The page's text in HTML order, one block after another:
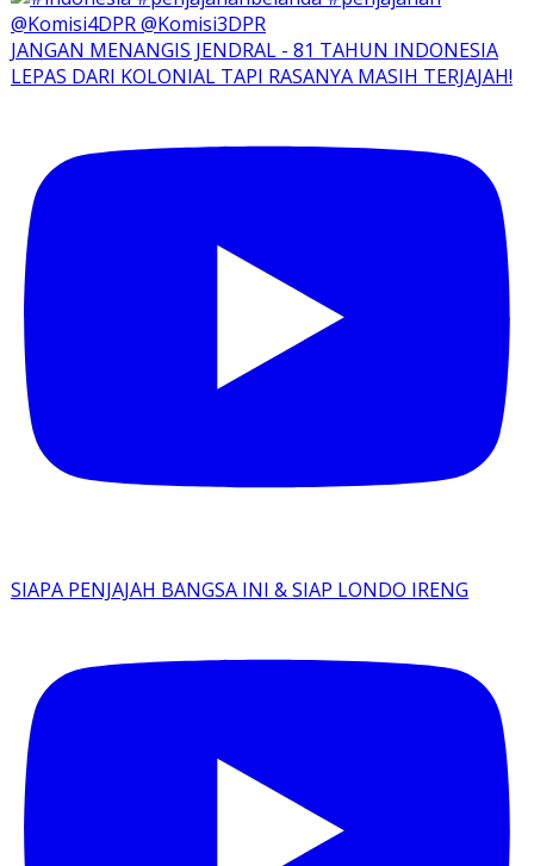
JANGAN MENANGIS JENDRAL - 81 TAHUN INDONESIA
LEPAS DARI KOLONIAL TAPI RASANYA MASIH TERJAJAH!
SIAPA PENJAJAH BANGSA INI & SIAP LONDO IRENG